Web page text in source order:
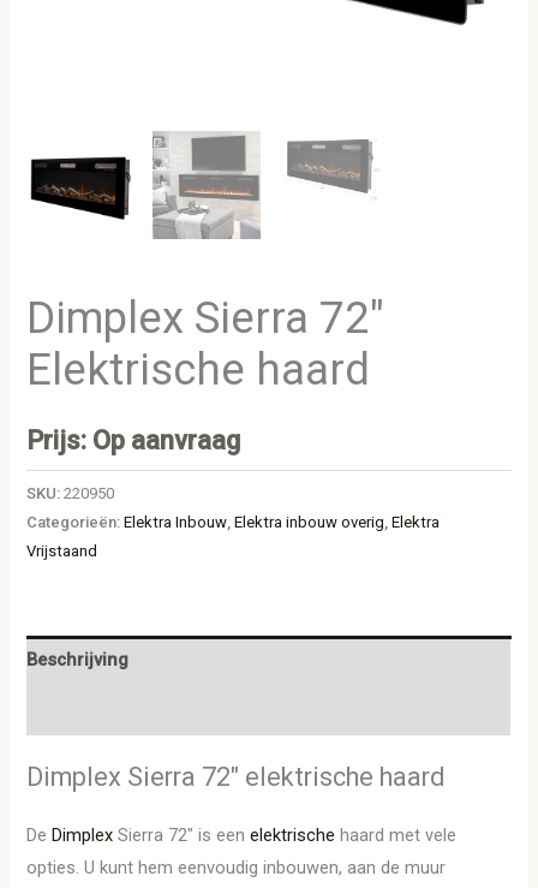
Dimplex Sierra 72″
Elektrische haard
Prijs: Op aanvraag
SKU:220950
Categorieën:Elektra Inbouw ,Elektra inbouw overig ,Elektra
Vrijstaand
Beschrijving
Dimplex Sierra 72″ elektrische haard
DeDimplex Sierra 72″ is eenelektrische haard met vele
opties. U kunt hem eenvoudig inbouwen, aan de muur